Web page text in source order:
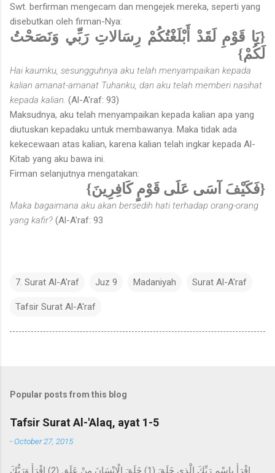
Swt. berfirman mengecam dan mengejek mereka, seperti yang
disebutkan oleh firman-Nya:
{يَا قَوْمِ لَقَدْ أَبْلَغْتُكُمْ رِسَالاتِ رَبِّي وَنَصَحْتُ
لَكُمْ}
Hai kaumku, sesungguhnya aku telah menyampaikan kepada
kalian amanat-amanat Tuhanku, dan aku telah memberi nasihat
kepada kalian. (Al-A'raf: 93)
Maksudnya, aku telah menyampaikan kepada kalian apa yang
diutuskan kepadaku untuk membawanya. Maka tidak ada
kekecewaan atas kalian, karena kalian telah ingkar kepada Al-
Kitab yang aku bawa ini.
Firman selanjutnya mengatakan:
{فَكَيْفَ آسَى عَلَى قَوْمٍ كَافِرِينَ}
Maka bagaimana aku akan bersedih hati terhadap orang-orang
yang kafir? (Al-A'raf: 93
7. Surat Al-A'raf Juz 9 Madaniyah Surat Al-A'raf
Tafsir Surat Al-A'raf
Popular posts from this blog
Tafsir Surat Al-'Alaq, ayat 1-5
-October 27, 2015
اقْرَأْ بِاسْمِ رَبِّكَ الَّذِي خَلَقَ (1) خَلَقَ الْإِنْسَانَ مِنْ عَلَقٍ (2) اقْرَأْ وَرَبُّكَ